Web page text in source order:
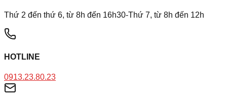
Thứ 2 đến thứ 6, từ 8h đến 16h30-Thứ 7, từ 8h đến 12h
HOTLINE
0913.23.80.23